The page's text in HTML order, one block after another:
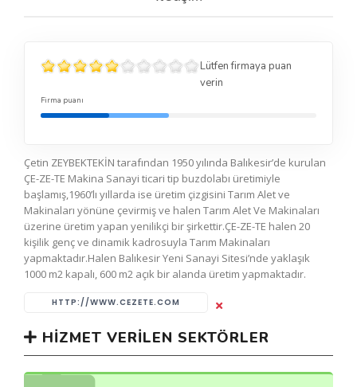
Lütfen firmaya puan
verin
Firma puanı
Çetin ZEYBEKTEKİN tarafından 1950 yılında Balıkesir’de kurulan
ÇE-ZE-TE Makina Sanayi ticari tip buzdolabı üretimiyle
başlamış,1960’lı yıllarda ise üretim çizgisini Tarım Alet ve
Makinaları yönüne çevirmiş ve halen Tarım Alet Ve Makinaları
üzerine üretim yapan yenilikçi bir şirkettir.ÇE-ZE-TE halen 20
kişilik genç ve dinamik kadrosuyla Tarım Makinaları
yapmaktadır.Halen Balıkesir Yeni Sanayi Sitesi’nde yaklaşık
1000 m2 kapalı, 600 m2 açık bir alanda üretim yapmaktadır.
HTTP://WWW.CEZETE.COM
HIZMET VERILEN SEKTÖRLER